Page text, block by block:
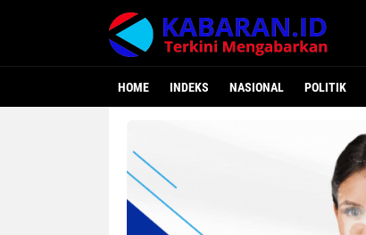
HOME INDEKS NASIONAL POLITIK